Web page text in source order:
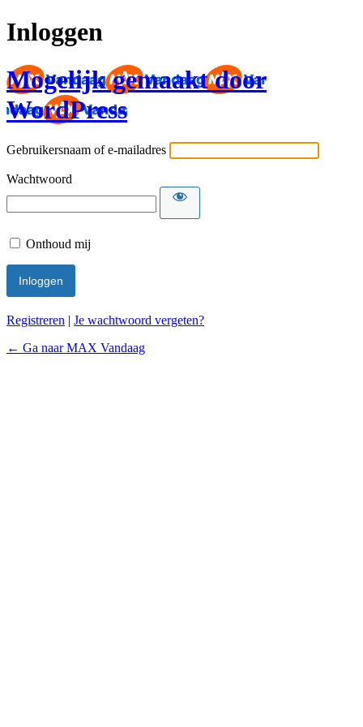
Inloggen
Mogelijk gemaakt door
WordPress
Gebruikersnaam of e-mailadres
Wachtwoord
Onthoud mij
Registreren | Je wachtwoord vergeten?
← Ga naar MAX Vandaag